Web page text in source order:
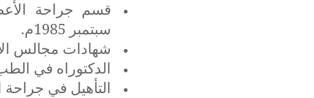
سبتمبر 1985م.
شهادات مجالس
الدكتوراه في الطب
التأهيل في جراحة